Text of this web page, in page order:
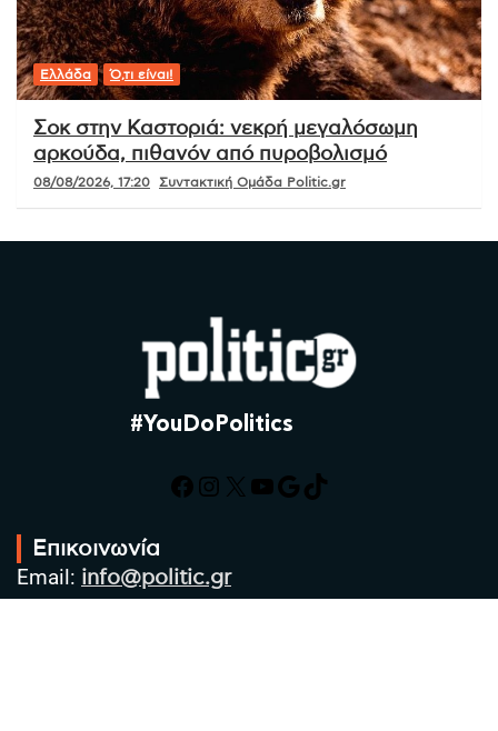
Ελλάδα Ό,τι είναι!
Σοκ στην Καστοριά: νεκρή μεγαλόσωμη
αρκούδα, πιθανόν από πυροβολισμό
08/08/2026, 17:20 Συντακτική Ομάδα Politic.gr
#YouDoPolitics
Facebook
Instagram
X YouTube
Google
TikTok
Επικοινωνία
Email: info@politic.gr
Τηλ: